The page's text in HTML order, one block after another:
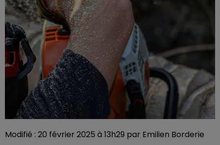
Modifié : 20 février 2025 à 13h29 par Emilien Borderie